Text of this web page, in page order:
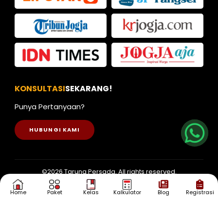
Home Paket Kelas Kalkulator Blog Registrasi
Kak Iva
KONSULTASISEKARANG!
Punya Pertanyaan?
HUBUNGI KAMI
©2026 Taruna Persada. All rights reserved.